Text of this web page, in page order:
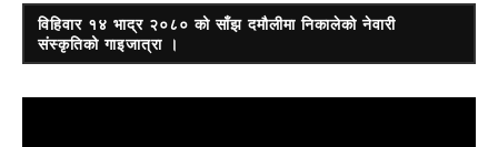
विहिवार १४ भाद्र २०८० को साँझ दमौलीमा निकालेको नेवारी
संस्कृतिको गाइजात्रा ।